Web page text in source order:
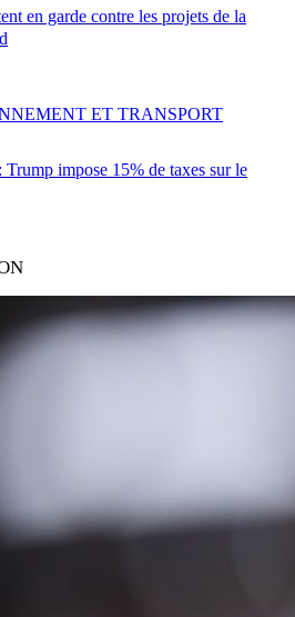
en garde contre les projets de la
Trump impose 15% de taxes sur le
ET TRANSPORT